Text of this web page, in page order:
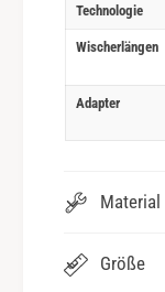
Technologie
Wischerlängen
Adapter
Material
Größe